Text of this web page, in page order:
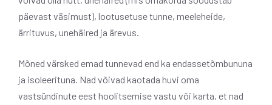
päevast väsimust), lootusetuse tunne, meeleheide,
ärrituvus, unehäired ja ärevus.
Mõned värsked emad tunnevad end ka endassetõmbununa
ja isoleerituna. Nad võivad kaotada huvi oma
vastsündinute eest hoolitsemise vastu või karta, et nad